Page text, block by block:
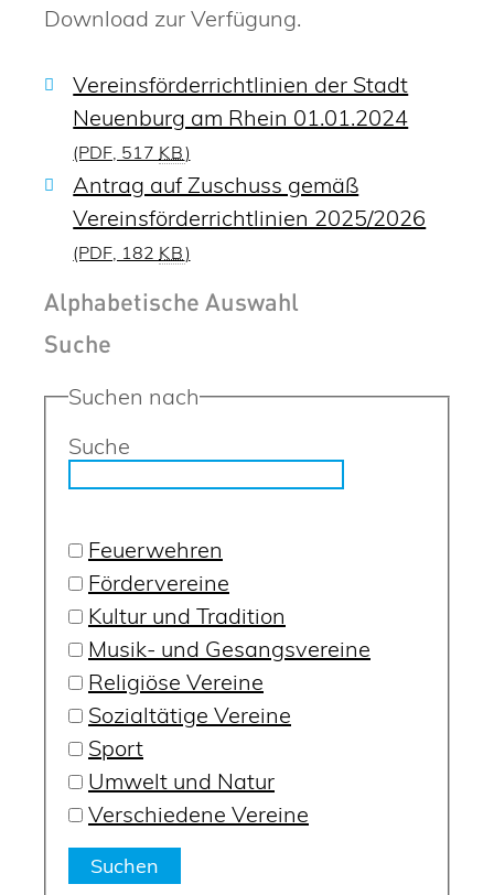
Download zur Verfügung.
Vereinsförderrichtlinien der Stadt
Neuenburg am Rhein 01.01.2024
(PDF, 517 KB)
Antrag auf Zuschuss gemäß
Vereinsförderrichtlinien 2025/2026
(PDF, 182 KB)
Alphabetische Auswahl
Suche
Suchen nach
Suche
Feuerwehren
Fördervereine
Kultur und Tradition
Musik- und Gesangsvereine
Religiöse Vereine
Sozialtätige Vereine
Sport
Umwelt und Natur
Verschiedene Vereine